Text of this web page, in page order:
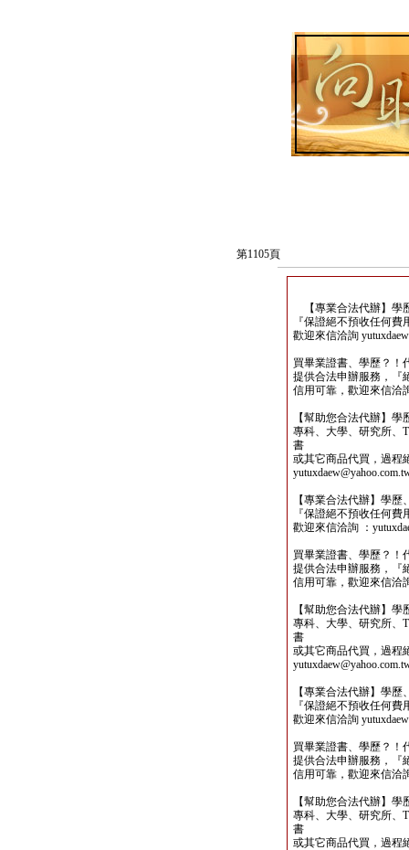
第1105頁
【專業合法代辦】學
『保證絕不預收任何
歡迎來信洽詢
買畢業證書、學歷？！
提供合法申辦服務，『
信用可靠，歡迎來信洽
【幫助您合法代辦】
專科、大學、研究所、
書
或其它商品代買，過程
【專業合法代辦】學
『保證絕不預收任何
歡迎來信洽詢 ：
買畢業證書、學歷？！
提供合法申辦服務，『
信用可靠，歡迎來信洽
【幫助您合法代辦】
專科、大學、研究所、
書
或其它商品代買，過程
【專業合法代辦】學
『保證絕不預收任何
歡迎來信洽詢
買畢業證書、學歷？！
提供合法申辦服務，『
信用可靠，歡迎來信洽
【幫助您合法代辦】
專科、大學、研究所、
書
或其它商品代買，過程